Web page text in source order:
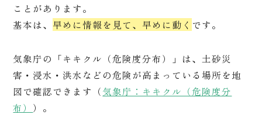
ことがあります。
基本は、 早めに情報を見て、早めに動く です。
気象庁の「キキクル（危険度分布）」は、土砂災
害・浸水・洪水などの危険が高まっている場所を地
図で確認できます（気象庁：キキクル（危険度分
布） ）。